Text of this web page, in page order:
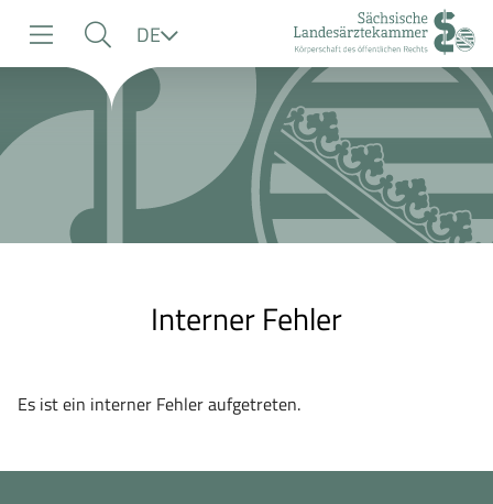
Navigation
Suche
Inhalt
DE
Interner Fehler
Es ist ein interner Fehler aufgetreten.